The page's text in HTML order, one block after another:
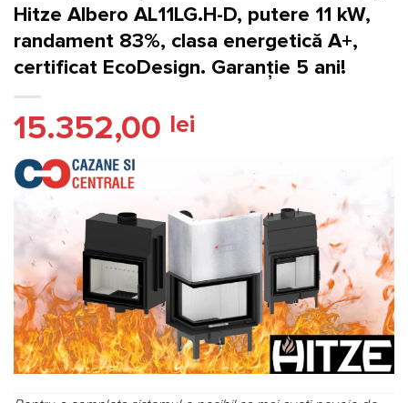
Hitze Albero AL11LG.H-D, putere 11 kW,
randament 83%, clasa energetică A+,
certificat EcoDesign. Garanție 5 ani!
15.352,00 lei